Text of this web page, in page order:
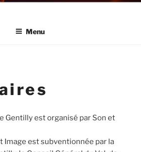
Menu
Gentilly est organisé par Son et
Image est subventionnée par la